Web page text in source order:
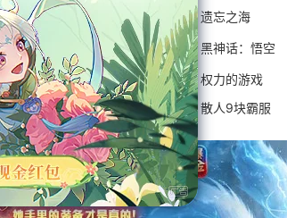
卡厄思梦境 失控进化 遗忘之海
生化危机：安魂曲 古剑 黑神话：悟空
梦幻西游网页版 传奇世界OL 权力的游戏
仙侠永恒世界 道士无限召唤 散人9块霸服